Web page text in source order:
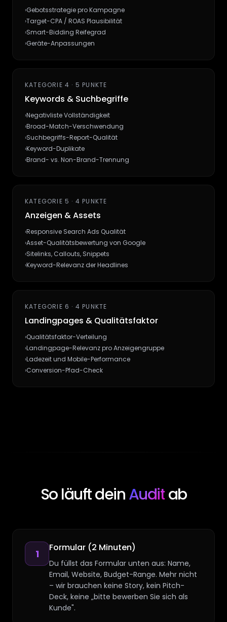
›Gebotsstrategie pro Kampagne
›Target-CPA / ROAS Plausibilität
›Smart-Bidding Reifegrad
›Geräte-Anpassungen
KATEGORIE 4 · 5 PUNKTE
Keywords & Suchbegriffe
›Negativliste Vollständigkeit
›Broad-Match-Verschwendung
›Suchbegriffs-Report-Qualität
›Keyword-Duplikate
›Brand- vs. Non-Brand-Trennung
KATEGORIE 5 · 4 PUNKTE
Anzeigen & Assets
›Responsive Search Ads Qualität
›Asset-Qualitätsbewertung von Google
›Sitelinks, Callouts, Snippets
›Keyword-Relevanz der Headlines
KATEGORIE 6 · 4 PUNKTE
Landingpages & Qualitätsfaktor
›Qualitätsfaktor-Verteilung
›Landingpage-Relevanz pro Anzeigengruppe
›Ladezeit und Mobile-Performance
›Conversion-Pfad-Check
So läuft deinAuditab
1 Formular (2 Minuten)
Du füllst das Formular unten aus: Name,
Email, Website, Budget-Range. Mehr nicht
– wir brauchen keine Story, kein Pitch-
Deck, keine „bitte bewerben Sie sich als
Kunde".